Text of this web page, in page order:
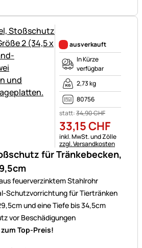
für Tränkebecken,
feuerverzinktem Stahlrohr
Schutzvorrichtung für Tiertränken
und eine Tiefe bis 34,5cm
vor Beschädigungen
Top-Preis!
ausverkauft
In Kürze
verfügbar
2,73 kg
80756
statt:34,90CHF
33,15CHF
Steuerhinweis:
inkl. MwSt. und Zölle
zzgl. Versandkosten